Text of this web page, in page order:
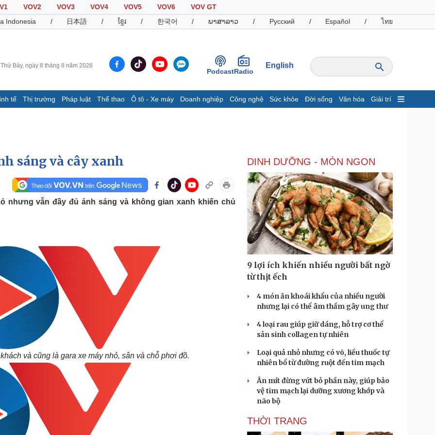
VOV2 VOV3 VOV4 VOV5 VOV6
VOV GT
Indonesia / 日本語 / ខ្មែរ / 한국어 / ພາສາລາວ / Русский / Español / ไทย
Thứ Bảy, ngày 8 tháng 8 năm 2026
PodcastRadio
English
tế Thị trường Pháp luật Thể thao Ô tô - Xe máy Doanh nghiệp Công nghệ Sức khỏe Đời sống Văn hóa Giải trí
Infographic
Chứng khoán
Giá cà phê
Thể thao
Hậu trường
Ô tô - Xe máy
Doanh nghiệp
Thông tin doanh nghiệp
Doanh nghiệp 24h
Doanh nhân
Vì cộng đồng
Công nghệ
Sành điệu
Tin Công nghệ
Trải nghiệm
Chuyển đổi số
Sân khấu - Điện ảnh
Văn học
Âm nhạc
Giải trí
Nghệ sĩ
Thời trang
Sao Việt
Podcast
Đọc truyện đêm khuya
Cửa sổ tình yêu
Hạt giống tâm hồn
sáng và cây xanh
nhưng vẫn đầy đủ ánh sáng và không gian xanh khiến chủ
và cũng là gara xe máy nhỏ, sân và chỗ phơi đồ.
DINH DƯỠNG - MÓN NGON
9 lợi ích khiến nhiều người bất ngờ
từ thịt ếch
4 món ăn khoái khẩu của nhiều người
nhưng lại có thể âm thầm gây ung thư
4 loại rau giúp giữ dáng, hỗ trợ cơ thể
sản sinh collagen tự nhiên
Loại quả nhỏ nhưng có võ, liều thuốc tự
nhiên bổ từ đường ruột đến tim mạch
Ăn mít đừng vứt bỏ phần này, giúp bảo
vệ tim mạch lại dưỡng xương khớp và
não bộ
THỜI TRANG